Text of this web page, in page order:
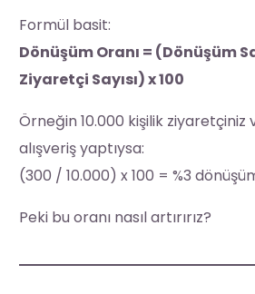
Formül basit:
Dönüşüm Oranı = (Dönüşüm
Ziyaretçi Sayısı) x 100
Örneğin 10.000 kişilik ziyaretçiniz
alışveriş yaptıysa:
(300 / 10.000) x 100 = %3
Peki bu oranı nasıl artırırız?